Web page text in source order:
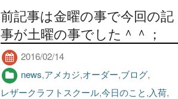
前記事は金曜の事で今回の記
事が土曜の事でした＾＾；
2016/02/14
news,アメカジ,オーダー,ブログ,
レザークラフトスクール,今日のこと,入荷,